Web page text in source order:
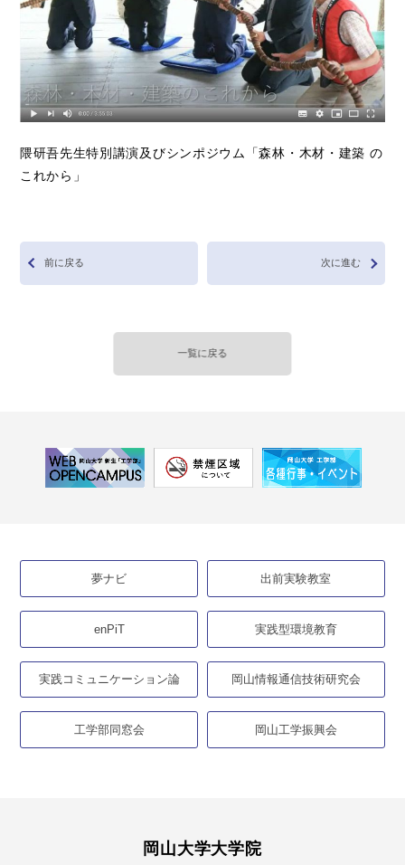
隈研吾先生特別講演及びシンポジウム「森林・木材・建築 の
これから」
前に戻る
一覧に戻る
次に進む
夢ナビ 出前実験教室
enPiT 実践型環境教育
実践コミュニケーション論 岡山情報通信技術研究会
工学部同窓会 岡山工学振興会
岡山大学大学院